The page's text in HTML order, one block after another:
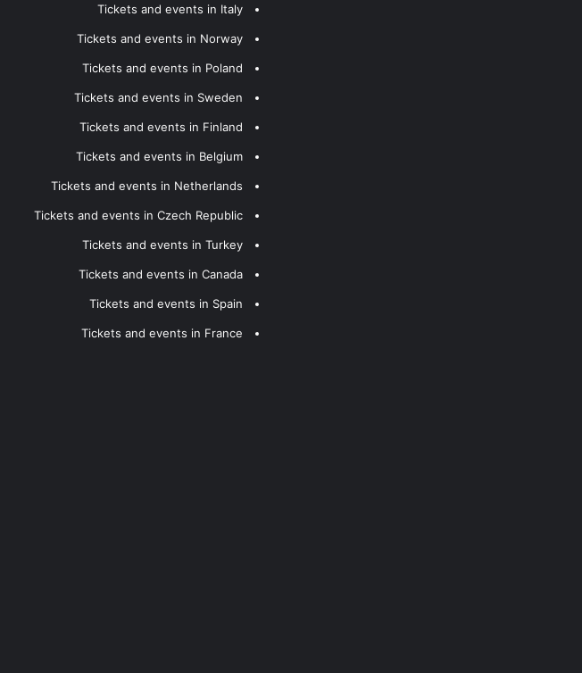
Tickets and events in Italy
Tickets and events in Norway
Tickets and events in Poland
Tickets and events in Sweden
Tickets and events in Finland
Tickets and events in Belgium
Tickets and events in Netherlands
Tickets and events in Czech Republic
Tickets and events in Turkey
Tickets and events in Canada
Tickets and events in Spain
Tickets and events in France